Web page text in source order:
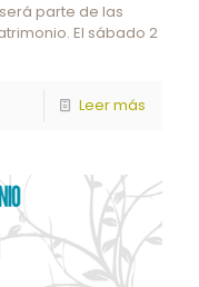
parte de las
El sábado 2
Leer más